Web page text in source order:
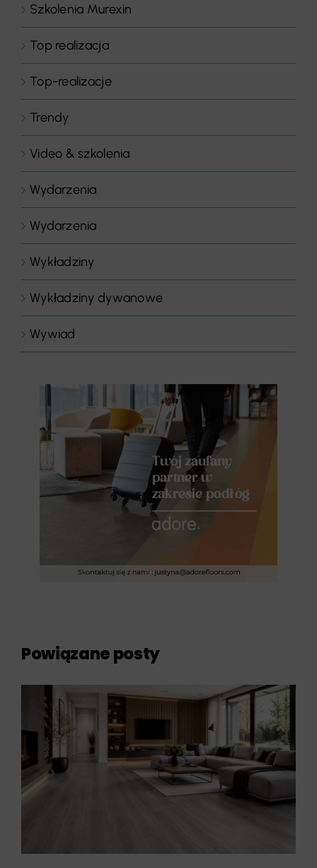
Szkolenia Murexin
Top realizacja
Top-realizacje
Trendy
Video & szkolenia
Wydarzenia
Wydarzenia
Wykładziny
Wykładziny dywanowe
Wywiad
Powiązane posty